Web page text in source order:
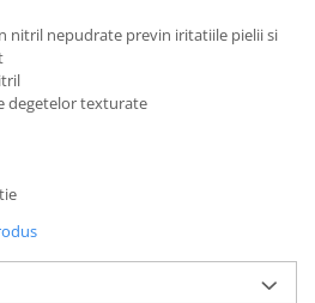
nitril nepudrate previn iritatiile pielii si
degetelor texturate